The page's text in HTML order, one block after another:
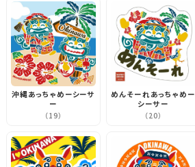
沖縄あっちゃめーシーサ
ー
（19）
めんそーれあっちゃめー
シーサー
（20）